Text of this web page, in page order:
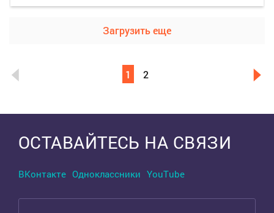
Загрузить еще
1 2
ОСТАВАЙТЕСЬ НА СВЯЗИ
ВКонтакте Одноклассники YouTube